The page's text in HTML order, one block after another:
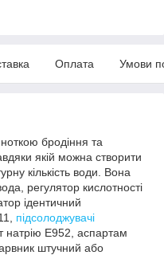
Оплата Умови
бродіння та
якій можна створити
кількість води. Вона
регулятор кислотності
ідентичний
підсолоджувачі
натрію Е952, аспартам
штучний або